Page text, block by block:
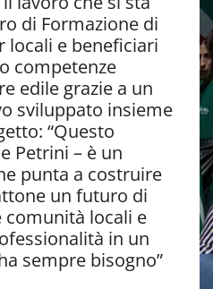
di Formazione di
locali e beneficiari
competenze
edile grazie a un
sviluppato insieme
“Questo
Petrini – è un
punta a costruire
un futuro di
locali e
in un
sempre bisogno”